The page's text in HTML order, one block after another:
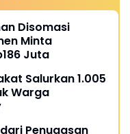
Disomasi
Minta
Juta
Salurkan 1.005
Warga
Penugasan